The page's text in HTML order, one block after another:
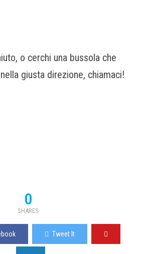
o cerchi una bussola che
giusta direzione, chiamaci!
0
SHARES
Tweet It